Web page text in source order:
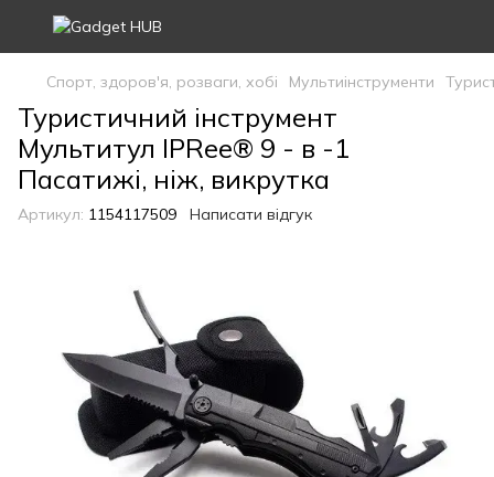
Спорт, здоров'я, розваги, хобі Мультиінструменти
Туристичний інструмент
Мультитул IPRee® 9 - в -1
Пасатижі, ніж, викрутка
Артикул: 1154117509 Написати відгук